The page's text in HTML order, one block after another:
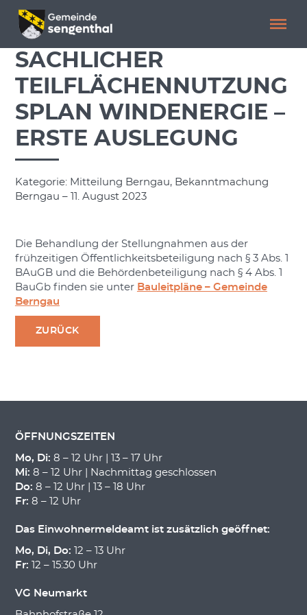
Menü überspringen
Menü überspringen
SACHLICHER
TEILFLÄCHENNUTZUNG
SPLAN WINDENERGIE –
ERSTE AUSLEGUNG
Kategorie: Mitteilung Berngau, Bekanntmachung
Berngau – 11. August 2023
Die Behandlung der Stellungnahmen aus der
frühzeitigen Öffentlichkeitsbeteiligung nach § 3 Abs. 1
BAuGB und die Behördenbeteiligung nach § 4 Abs. 1
BauGb finden sie unter Bauleitpläne – Gemeinde
Berngau
ZURÜCK
ÖFFNUNGSZEITEN
Mo, Di: 8 – 12 Uhr | 13 – 17 Uhr
Mi: 8 – 12 Uhr | Nachmittag geschlossen
Do: 8 – 12 Uhr | 13 – 18 Uhr
Fr: 8 – 12 Uhr
Das Einwohnermeldeamt ist zusätzlich geöffnet:
Mo, Di, Do: 12 – 13 Uhr
Fr: 12 – 15:30 Uhr
VG Neumarkt